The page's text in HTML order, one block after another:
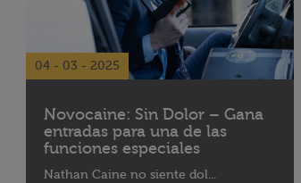
04 - 03 - 2025
Novocaine: Sin Dolor – Gana
entradas para una de las
funciones especiales
Nathan Caine no siente dol...